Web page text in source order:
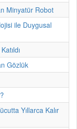
Minyatür Robot
ile Duygusal
Gözlük
Yıllarca Kalır